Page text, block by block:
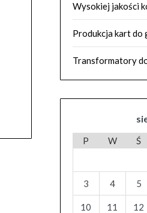
Wysokiej jakości
Produkcja kart do
Transformatory
P W Ś
3 4 5
10 11 12